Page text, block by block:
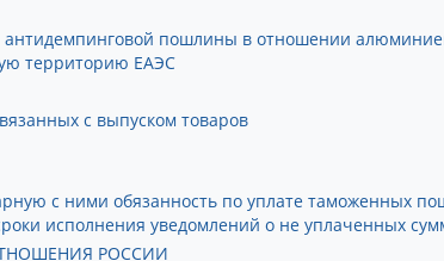
пошлины в отношении
территорию ЕАЭС
с выпуском товаров
с ними обязанность по уплате таможенных
исполнения уведомлений о не уплаченных
РОССИИ